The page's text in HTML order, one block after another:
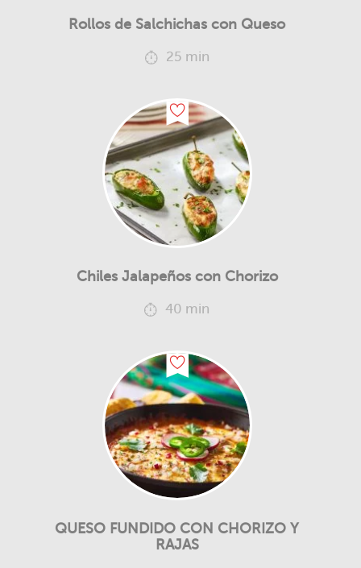
Rollos de Salchichas con Queso
25 min
Chiles Jalapeños con Chorizo
40 min
QUESO FUNDIDO CON CHORIZO Y
RAJAS